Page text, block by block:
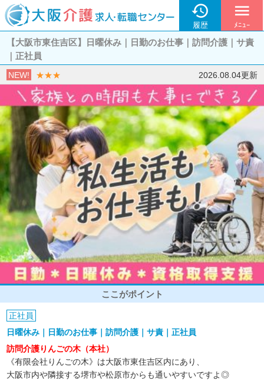

履歴
menu
ﾒﾆｭｰ
【大阪市東住吉区】日曜休み｜日勤のお仕事｜訪問介護｜サ責
｜正社員
NEW! ★★★ 2026.08.04更新
ここがポイント
正社員
日曜休み｜日勤のお仕事｜訪問介護｜サ責｜正社員
訪問介護りんごの木（本社）
《有限会社りんごの木》は大阪市東住吉区内にあり、
大阪市内や隣接する堺市や松原市からも通いやすいですよ◎